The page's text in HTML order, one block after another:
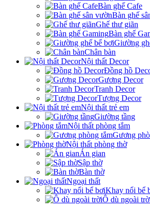
Bàn ghế Cafe
Bàn ghế
Ghế thư giãn
Bàn ghế
Giường
Chân bàn
Nội thất Decor
Đồng hồ
Gương Decor
Tranh Decor
Tượng Decor
Nội thất trẻ em
Giường tầng
Nội thất phòng tắm
Gương
Nội thất phòng thờ
Án gian
Sập thờ
Bàn thờ
Ngoại thất
Khay nổi bể
Ô dù ngoài